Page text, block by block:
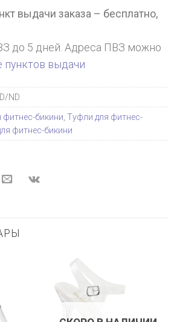
выдачи заказа – бесплатно,
до 5 дней. Адреса ПВЗ можно
пунктов выдачи
ND
фитнес-бикини Туфли для фитнес-
фитнес-бикини